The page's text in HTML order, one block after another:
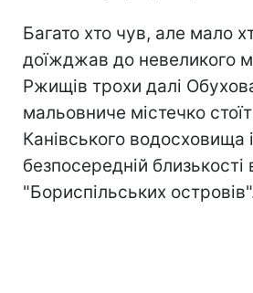
Багато хто чув, але мало
доїжджав до невеликого
Ржищів трохи далі
мальовниче містечко
Канівського водосховища
безпосередній близькості
"Бориспільських